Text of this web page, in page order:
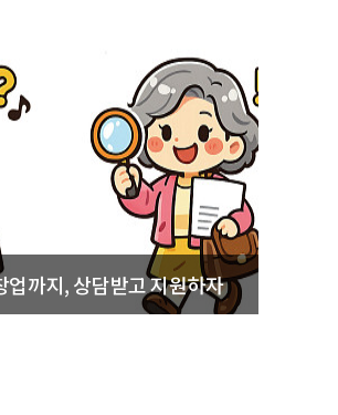
업까지, 상담받고 지원하자